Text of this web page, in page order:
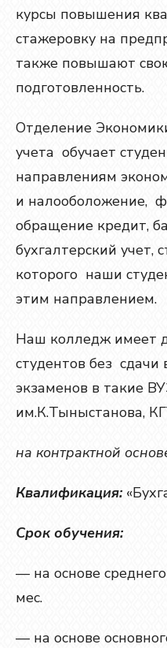
курсы повышения
стажеровку на
также повышают
подготовленность.
Отделение
учета обучает
направлениям
и налооболожение,
обращение кредит,
бухгалтерский учет,
которого наши
этим направлением.
Наш колледж имеет
студентов без сдачи
экзаменов в такие
им.К.Тыныстанова,
на контрактной
Квалификация:
Срок обучения:
— на основе
мес.
— на основе